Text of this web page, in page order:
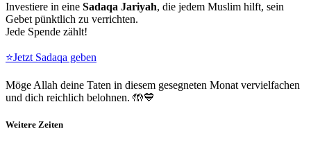
Investiere in eine Sadaqa Jariyah, die jedem Muslim hilft, sein
Gebet pünktlich zu verrichten.
Jede Spende zählt!
⭐Jetzt Sadaqa geben
Möge Allah deine Taten in diesem gesegneten Monat vervielfachen
und dich reichlich belohnen. 🤲💙
Weitere Zeiten